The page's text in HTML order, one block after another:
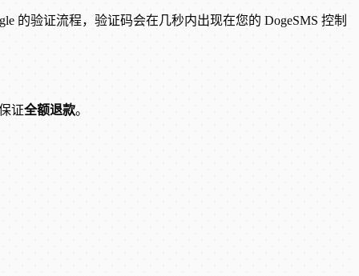
的验证流程，验证码会在几秒内出现在您的 DogeSMS 控制
证全额退款。